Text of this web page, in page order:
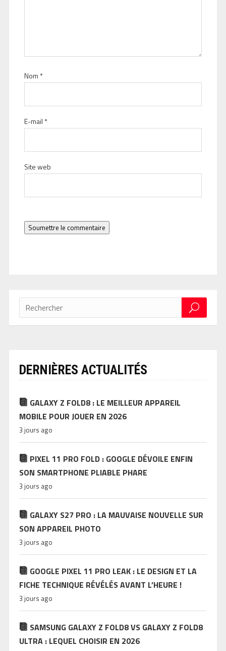
Nom *
E-mail *
Site web
Soumettre le commentaire
DERNIÈRES ACTUALITÉS
GALAXY Z FOLD8 : LE MEILLEUR APPAREIL
MOBILE POUR JOUER EN 2026
3 jours ago
PIXEL 11 PRO FOLD : GOOGLE DÉVOILE ENFIN
SON SMARTPHONE PLIABLE PHARE
3 jours ago
GALAXY S27 PRO : LA MAUVAISE NOUVELLE SUR
SON APPAREIL PHOTO
3 jours ago
GOOGLE PIXEL 11 PRO LEAK : LE DESIGN ET LA
FICHE TECHNIQUE RÉVÉLÉS AVANT L’HEURE !
3 jours ago
SAMSUNG GALAXY Z FOLD8 VS GALAXY Z FOLD8
ULTRA : LEQUEL CHOISIR EN 2026